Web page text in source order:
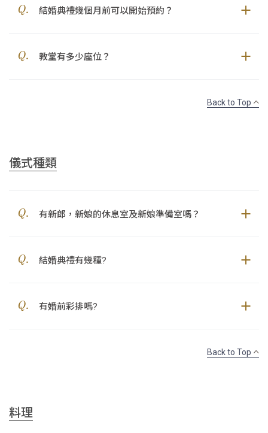
結婚典禮幾個月前可以開始預約？
教堂有多少座位？
Back to Top
儀式種類
有新郎，新娘的休息室及新娘準備室嗎？
結婚典禮有幾種?
有婚前彩排嗎?
Back to Top
料理